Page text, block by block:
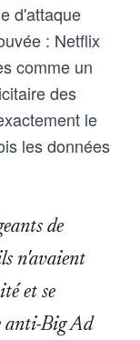
d'attaque
: Netflix
comme un
des
le
les données
de
n'avaient
et se
anti-Big Ad